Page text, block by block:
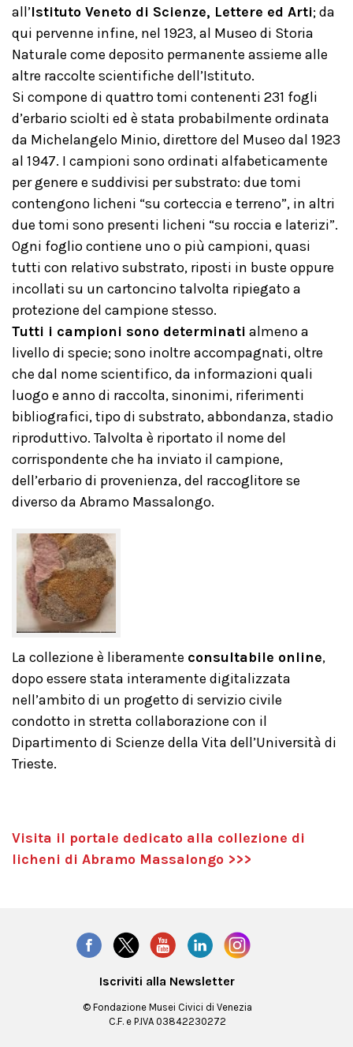
all’Istituto Veneto di Scienze, Lettere ed Arti; da
qui pervenne infine, nel 1923, al Museo di Storia
Naturale come deposito permanente assieme alle
altre raccolte scientifiche dell’Istituto.
Si compone di quattro tomi contenenti 231 fogli
d’erbario sciolti ed è stata probabilmente ordinata
da Michelangelo Minio, direttore del Museo dal 1923
al 1947. I campioni sono ordinati alfabeticamente
per genere e suddivisi per substrato: due tomi
contengono licheni “su corteccia e terreno”, in altri
due tomi sono presenti licheni “su roccia e laterizi”.
Ogni foglio contiene uno o più campioni, quasi
tutti con relativo substrato, riposti in buste oppure
incollati su un cartoncino talvolta ripiegato a
protezione del campione stesso.
Tutti i campioni sono determinati almeno a
livello di specie; sono inoltre accompagnati, oltre
che dal nome scientifico, da informazioni quali
luogo e anno di raccolta, sinonimi, riferimenti
bibliografici, tipo di substrato, abbondanza, stadio
riproduttivo. Talvolta è riportato il nome del
corrispondente che ha inviato il campione,
dell’erbario di provenienza, del raccoglitore se
diverso da Abramo Massalongo.
La collezione è liberamente consultabile online,
dopo essere stata interamente digitalizzata
nell’ambito di un progetto di servizio civile
condotto in stretta collaborazione con il
Dipartimento di Scienze della Vita dell’Università di
Trieste.
Visita il portale dedicato alla collezione di
licheni di Abramo Massalongo >>>
Iscriviti alla Newsletter
© Fondazione Musei Civici di Venezia
C.F. e P.IVA 03842230272